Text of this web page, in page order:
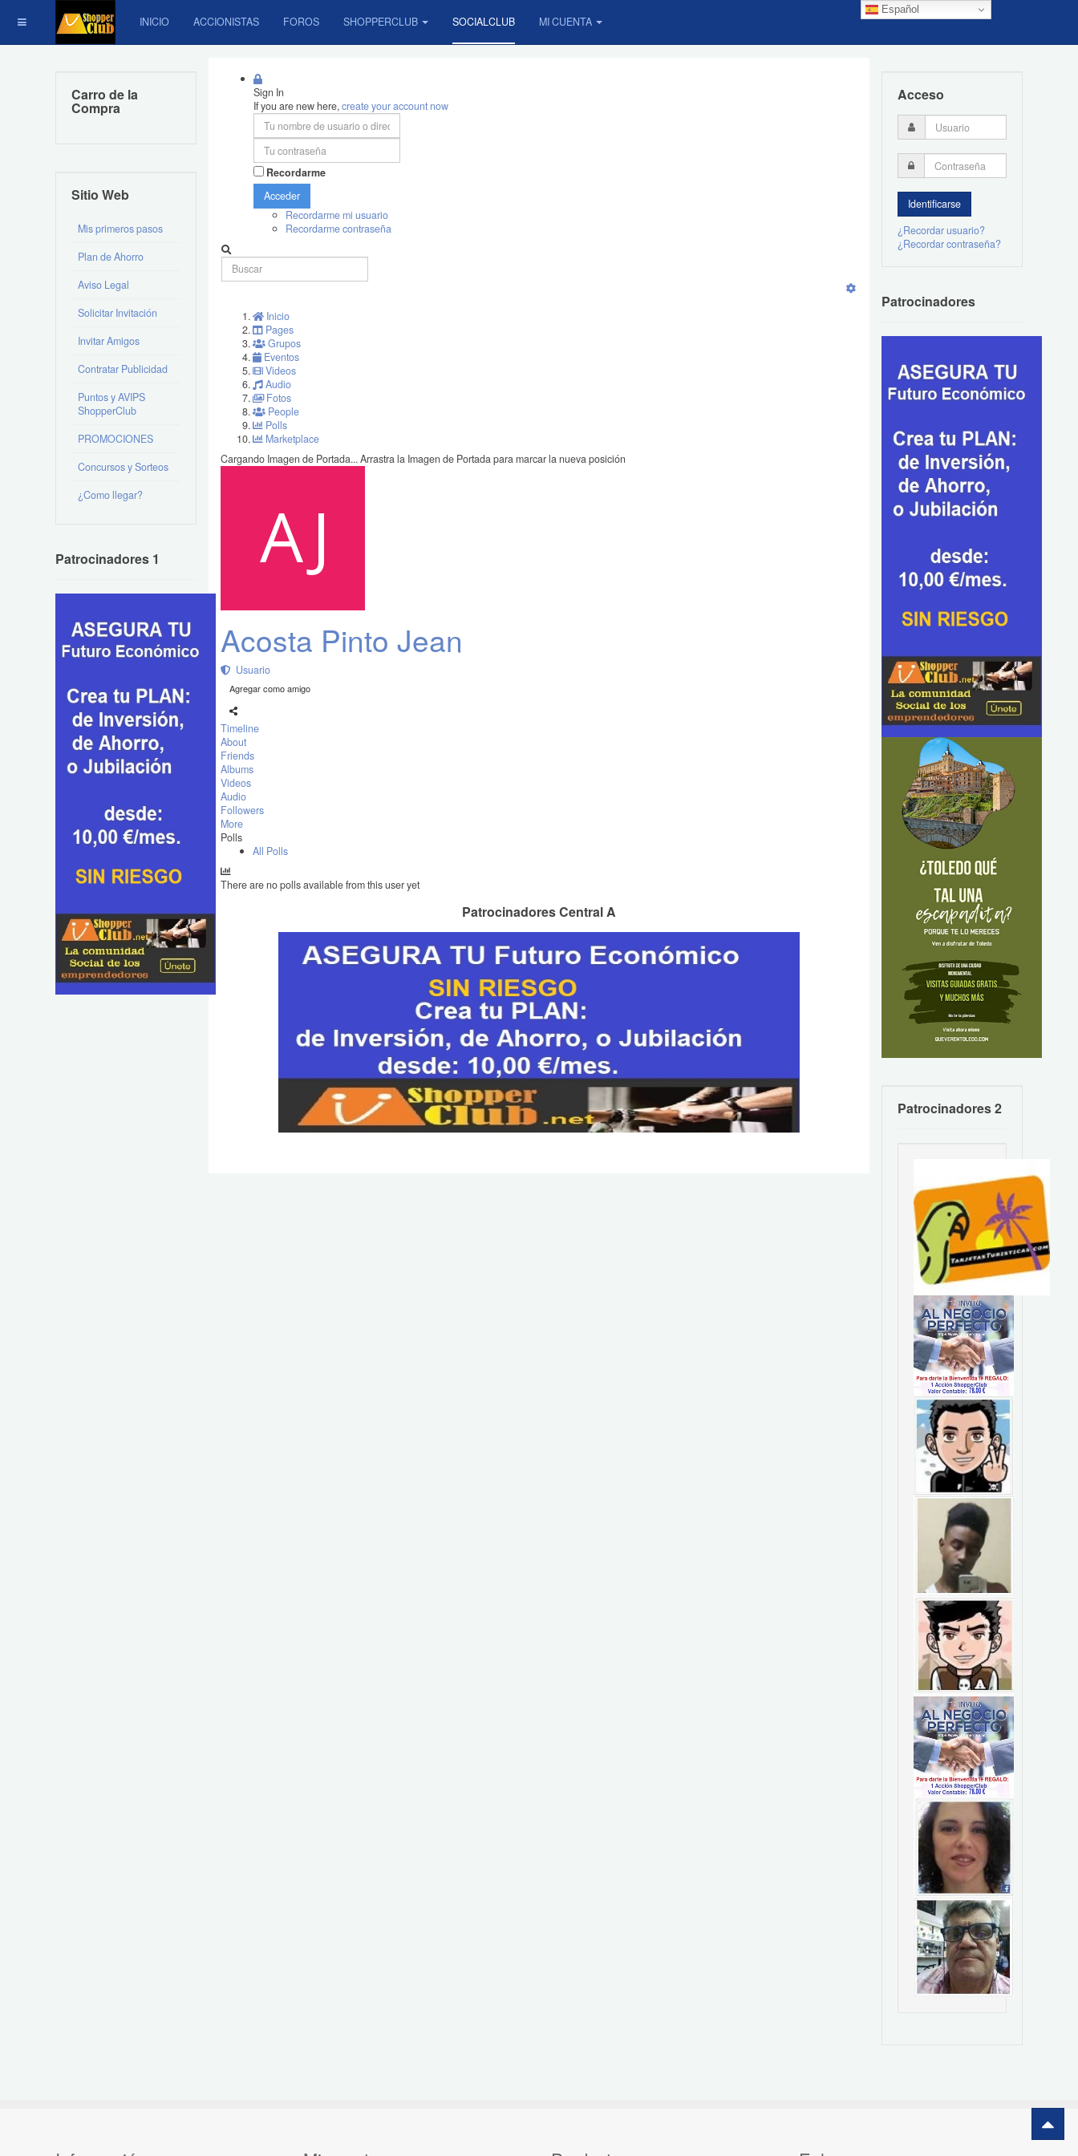
Español
INICIO ACCIONISTAS FOROS SHOPPERCLUB SOCIALCLUB MI CUENTA
Sign In
If you are new here,create your account now
Recordarme
Acceder
Recordarme mi usuario
Recordarme contraseña
Inicio
Pages
Grupos
Eventos
Videos
Audio
Fotos
People
Polls
Marketplace
Cargando Imagen de Portada...Arrastra la Imagen de Portada para marcar la nueva posición
Acosta Pinto Jean
Usuario
Agregar como amigo
Timeline
About
Friends
Albums
Videos
Audio
Followers
More
Polls
All Polls
There are no polls available from this user yet
Patrocinadores Central A
Carro de la
Compra
Sitio Web
Mis primeros pasos
Plan de Ahorro
Aviso Legal
Solicitar Invitación
Invitar Amigos
Contratar Publicidad
Puntos y AVIPS
ShopperClub
PROMOCIONES
Concursos y Sorteos
¿Como llegar?
Patrocinadores 1
Acceso
¿Recordar usuario?
¿Recordar contraseña?
Patrocinadores
Patrocinadores 2